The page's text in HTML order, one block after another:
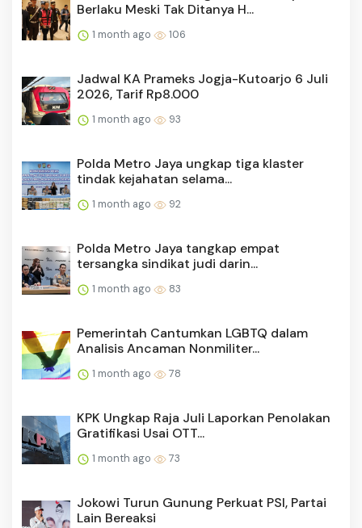
Berlaku Meski Tak Ditanya H...
1 month ago 106
Jadwal KA Prameks Jogja-Kutoarjo 6 Juli
2026, Tarif Rp8.000
1 month ago 93
Polda Metro Jaya ungkap tiga klaster
tindak kejahatan selama...
1 month ago 92
Polda Metro Jaya tangkap empat
tersangka sindikat judi darin...
1 month ago 83
Pemerintah Cantumkan LGBTQ dalam
Analisis Ancaman Nonmiliter...
1 month ago 78
KPK Ungkap Raja Juli Laporkan Penolakan
Gratifikasi Usai OTT...
1 month ago 73
Jokowi Turun Gunung Perkuat PSI, Partai
Lain Bereaksi